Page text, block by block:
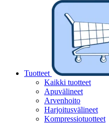
Tuotteet
Kaikki tuotteet
Apuvälineet
Arvenhoito
Harjoitusvälineet
Kompressiotuotteet